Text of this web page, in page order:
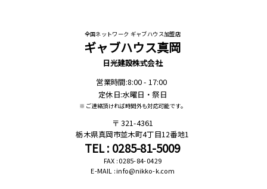
全国ネットワーク ギャブハウス加盟店
ギャブハウス真岡
日光建設株式会社
営業時間:8:00 - 17:00
定休日:水曜日・祭日
※ ご連絡頂ければ時間外も対応可能です。
321-4361
栃木県真岡市並木町4丁目12番地1
TEL : 0285-81-5009
FAX : 0285-84-0429
E-MAIL : info@nikko-k.com